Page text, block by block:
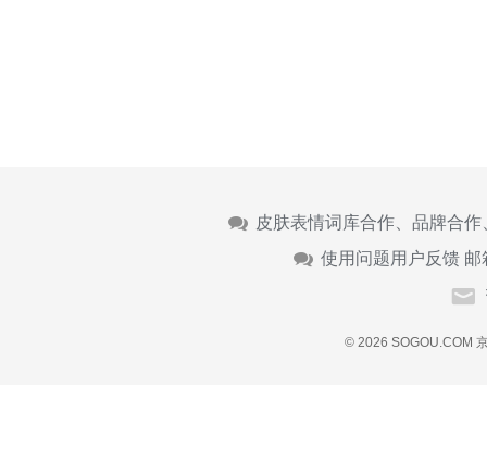
皮肤表情词库合作、品牌合
使用问题用户反馈 邮
© 2026 SOGOU.COM